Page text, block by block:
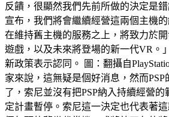
反饋，很顯然我們先前所做的決定是
宣布，我們將會繼續經營這兩個主機
在維持舊主機的服務之上，將致力於開
遊戲，以及未來將登場的新一代VR。
新政策表示認同。 圖：翻攝自
家來說，這無疑是個好消息，然而
了，索尼並沒有把PSP納入持續經營
定計畫暫停。索尼這一決定也代表著